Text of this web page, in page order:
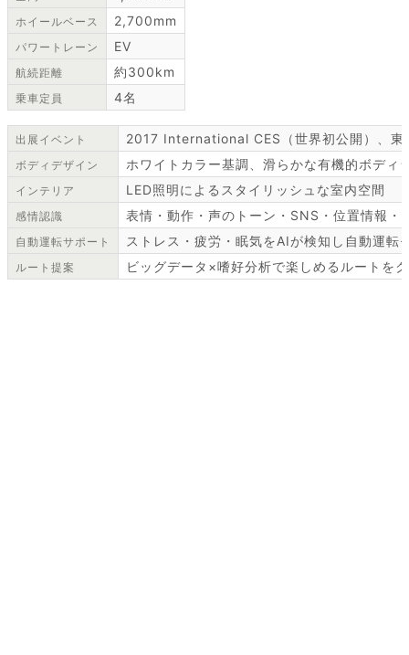
ホイールベース 2,700mm
パワートレーン EV
航続距離 約300km
乗車定員 4名
出展イベント 2017 International CES（世界初公開）、東
ボディデザイン ホワイトカラー基調、滑らかな有機的ボディ
インテリア LED照明によるスタイリッシュな室内空間
感情認識 表情・動作・声のトーン・SNS・位置情報・
自動運転サポート ストレス・疲労・眠気をAIが検知し自動運転
ルート提案 ビッグデータ×嗜好分析で楽しめるルートを